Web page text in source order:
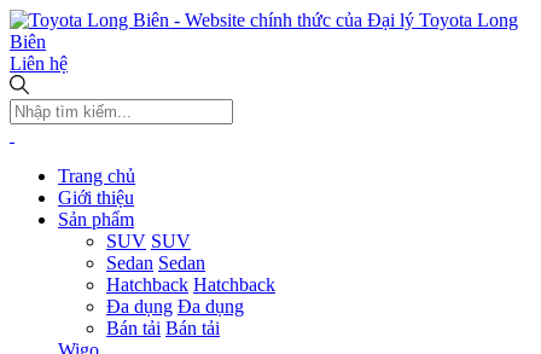
Liên hệ
Trang chủ
Giới thiệu
Sản phẩm
SUV SUV
Sedan Sedan
Hatchback Hatchback
Đa dụng Đa dụng
Bán tải Bán tải
Wigo